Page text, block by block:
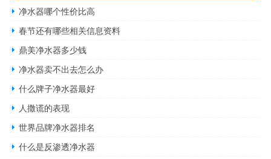
净水器哪个性价比高
春节还有哪些相关信息资料
鼎美净水器多少钱
净水器卖不出去怎么办
什么牌子净水器最好
人撒谎的表现
世界品牌净水器排名
什么是反渗透净水器